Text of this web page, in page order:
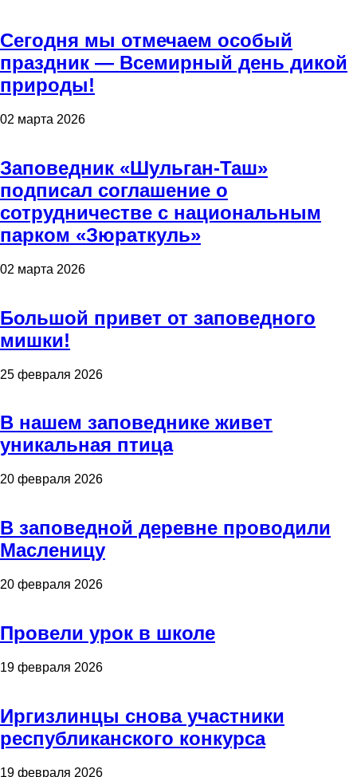
Сегодня мы отмечаем особый
праздник — Всемирный день дикой
природы!
02 марта 2026
Заповедник «Шульган-Таш»
подписал соглашение о
сотрудничестве с национальным
парком «Зюраткуль»
02 марта 2026
Большой привет от заповедного
мишки!
25 февраля 2026
В нашем заповеднике живет
уникальная птица
20 февраля 2026
В заповедной деревне проводили
Масленицу
20 февраля 2026
Провели урок в школе
19 февраля 2026
Иргизлинцы снова участники
республиканского конкурса
19 февраля 2026